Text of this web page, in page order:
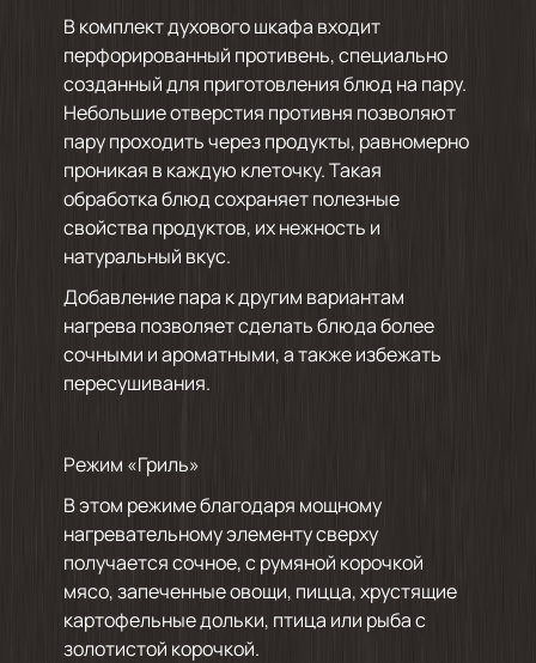
В комплект духового шкафа входит
перфорированный противень, специально
созданный для приготовления блюд на пару.
Небольшие отверстия противня позволяют
пару проходить через продукты, равномерно
проникая в каждую клеточку. Такая
обработка блюд сохраняет полезные
свойства продуктов, их нежность и
натуральный вкус.
Добавление пара к другим вариантам
нагрева позволяет сделать блюда более
сочными и ароматными, а также избежать
пересушивания.
Режим «Гриль»
В этом режиме благодаря мощному
нагревательному элементу сверху
получается сочное, с румяной корочкой
мясо, запеченные овощи, пицца, хрустящие
картофельные дольки, птица или рыба с
золотистой корочкой.